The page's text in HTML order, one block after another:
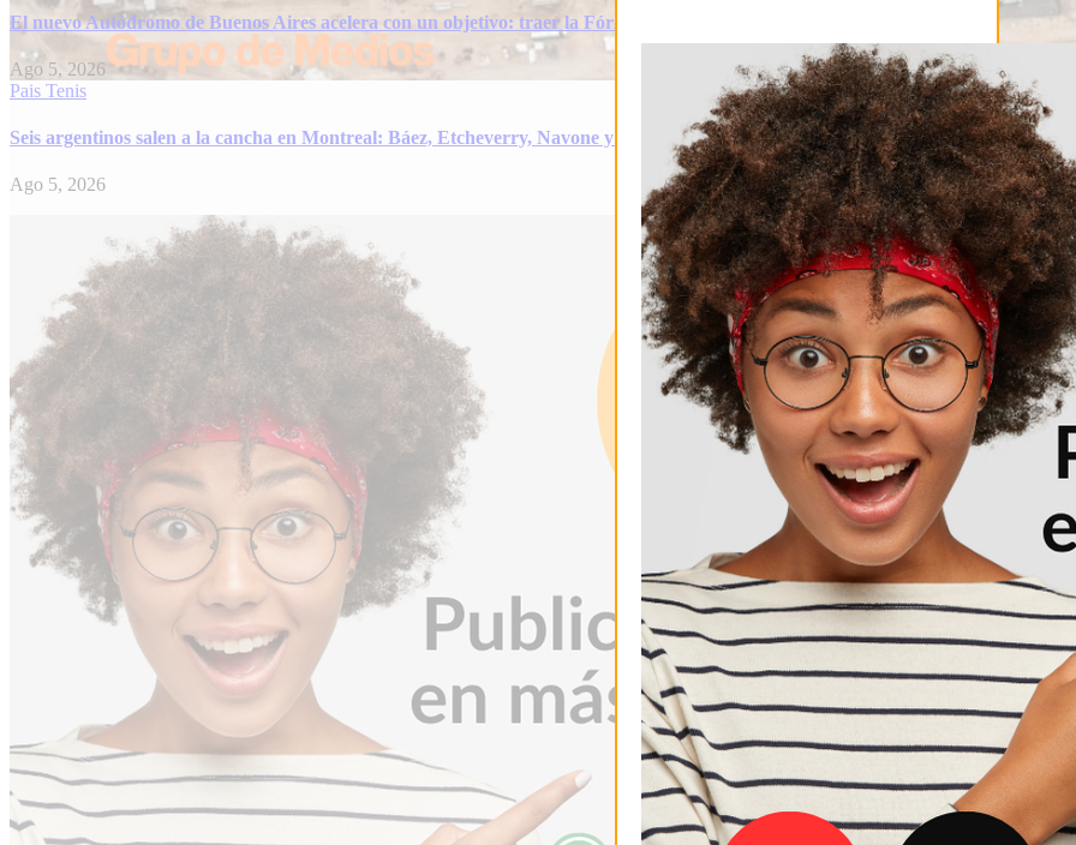
El nuevo Autódromo de Buenos Aires acelera con un objetivo: traer la Fórmula 1 a la Argentina
Ago 5, 2026
Pais Tenis
Seis argentinos salen a la cancha en Montreal: Báez, Etcheverry, Navone y los Cerúndolo buscan los octavos
Ago 5, 2026